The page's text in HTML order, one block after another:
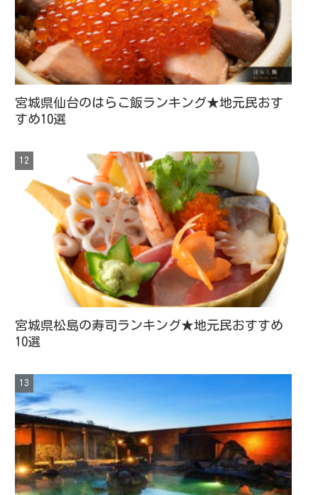
宮城県仙台のはらこ飯ランキング★地元民おす
すめ10選
宮城県松島の寿司ランキング★地元民おすすめ
10選